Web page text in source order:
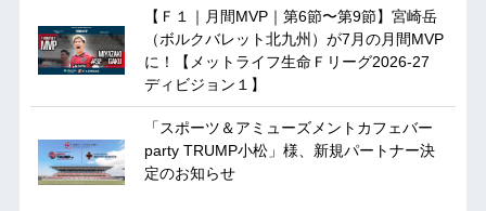
【Ｆ１｜月間MVP｜第6節〜第9節】宮崎岳
（ボルクバレット北九州）が7月の月間MVP
に！【メットライフ生命Ｆリーグ2026-27
ディビジョン１】
「スポーツ＆アミューズメントカフェバー
party TRUMP小松」様、新規パートナー決
定のお知らせ